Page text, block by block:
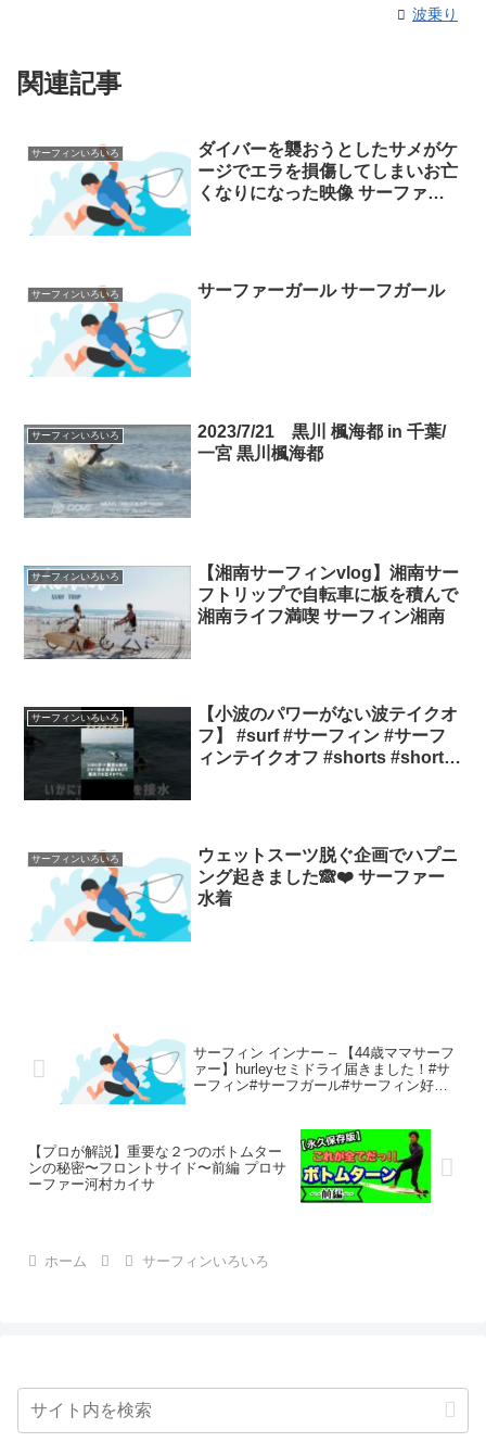
波乗り
関連記事
サーフィンいろいろ
ダイバーを襲おうとしたサメがケ
ージでエラを損傷してしまいお亡
くなりになった映像 サーファー
サーフィンいろいろ サーファーガール サーフガール
サーフィンいろいろ
2023/7/21 黒川 楓海都 in 千葉/
一宮 黒川楓海都
サーフィンいろいろ
【湘南サーフィンvlog】湘南サー
フトリップで自転車に板を積んで
湘南ライフ満喫 サーフィン湘南
サーフィンいろいろ
【小波のパワーがない波テイクオ
フ】 #surf #サーフィン #サーフ
ィンテイクオフ #shorts #short
サーフィンいろいろ
ウェットスーツ脱ぐ企画でハプニ
ング起きました🙈❤️ サーファー
水着
サーフィン インナー – 【44歳ママサーフ
ァー】hurleyセミドライ届きました！#サ
ーフィン#サーフガール#サーフィン好き#
【プロが解説】重要な２つのボトムター
ンの秘密〜フロントサイド〜前編 プロサ
ーファー河村カイサ
ホーム サーフィンいろいろ